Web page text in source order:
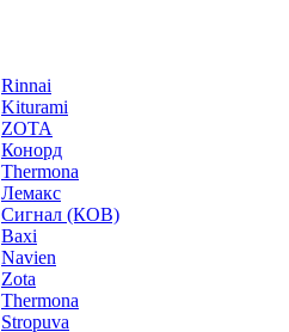
Rinnai
Kiturami
ZOTA
Конорд
Thermona
Лемакс
Сигнал (КОВ)
Baxi
Navien
Zota
Thermona
Stropuva